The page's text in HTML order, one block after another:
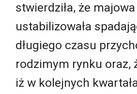
stwierdziła, że
ustabilizowała
długiego czasu
rodzimym rynku oraz,
iż w kolejnych